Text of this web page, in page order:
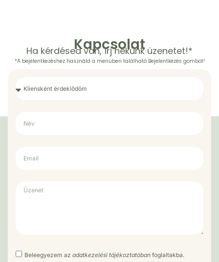
Kapcsolat
Ha kérdésed van, írj nekünk üzenetet!*
*A bejelentkezéshez használd a menüben található Bejelentkezés gombot!
Beleegyezem az adatkezelési tájékoztatóban foglaltakba.